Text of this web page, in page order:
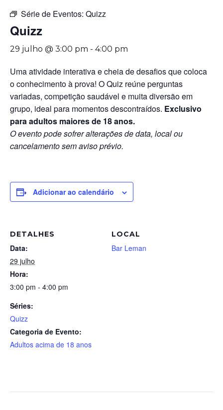
Série de Eventos: Quizz
Quizz
29 julho @ 3:00 pm - 4:00 pm
Uma atividade interativa e cheia de desafios que coloca
o conhecimento à prova! O Quiz reúne perguntas
variadas, competição saudável e muita diversão em
grupo, ideal para momentos descontraídos. Exclusivo
para adultos maiores de 18 anos.
O evento pode sofrer alterações de data, local ou
cancelamento sem aviso prévio.
Adicionar ao calendário
DETALHES
Data:
29 julho
Hora:
3:00 pm - 4:00 pm
Séries:
Quizz
Categoria de Evento:
Adultos acima de 18 anos
LOCAL
Bar Leman